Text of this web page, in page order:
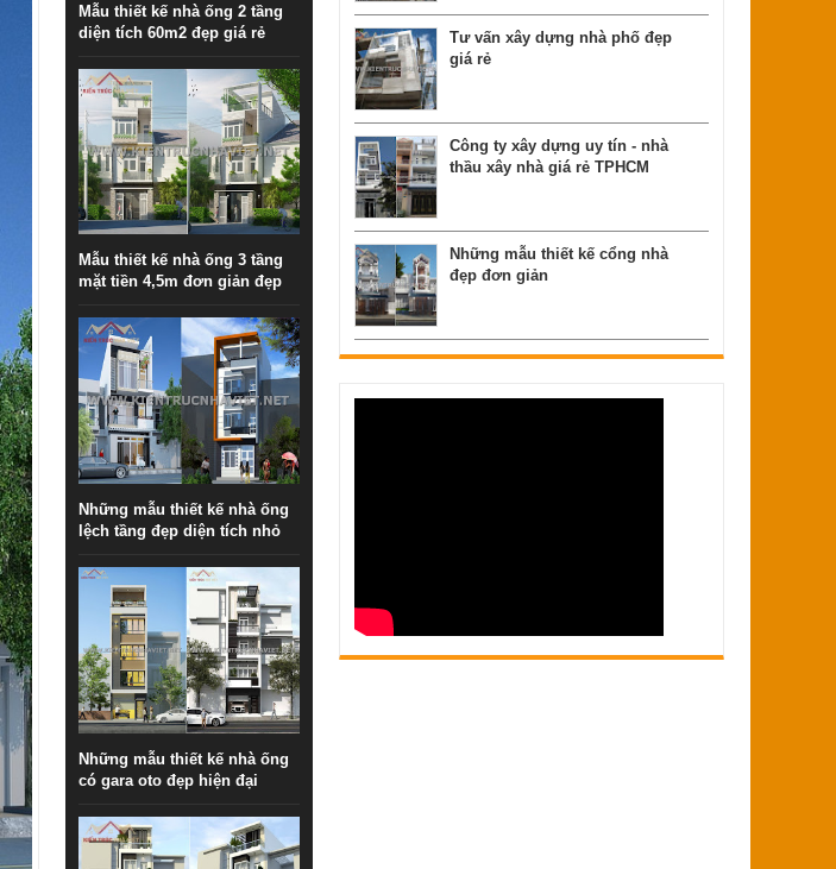
Tư vấn xây dựng nhà phố đẹp
giá rẻ
Công ty xây dựng uy tín - nhà
thầu xây nhà giá rẻ TPHCM
Những mẫu thiết kế cổng nhà
đẹp đơn giản
Mẫu thiết kế nhà ống 2 tầng
diện tích 60m2 đẹp giá rẻ
Mẫu thiết kế nhà ống 3 tầng
mặt tiền 4,5m đơn giản đẹp
Những mẫu thiết kế nhà ống
lệch tầng đẹp diện tích nhỏ
Những mẫu thiết kế nhà ống
có gara oto đẹp hiện đại